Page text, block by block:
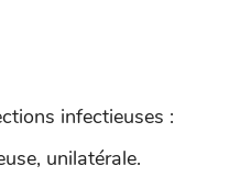
infectieuses :
unilatérale.